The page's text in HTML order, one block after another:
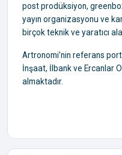
post prodüksiyon,
yayın organizasyonu ve
birçok teknik ve yaratıcı
Artronomi’nin referans
İnşaat, İlbank ve Ercanlar
almaktadır.